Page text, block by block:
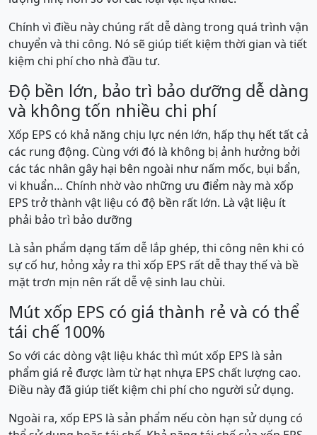
Chính vì điều này chúng rất dễ dàng trong quá trình vận
chuyển và thi công. Nó sẽ giúp tiết kiệm thời gian và tiết
kiệm chi phí cho nhà đầu tư.
Độ bền lớn, bảo trì bảo dưỡng dễ dàng
và không tốn nhiều chi phí
Xốp EPS có khả năng chịu lực nén lớn, hấp thụ hết tất cả
các rung động. Cùng với đó là không bị ảnh hưởng bởi
các tác nhân gây hại bên ngoài như nấm mốc, bụi bẩn,
vi khuẩn… Chính nhờ vào những ưu điểm này mà xốp
EPS trở thành vật liệu có độ bền rất lớn. Là vật liệu ít
phải bảo trì bảo dưỡng
Là sản phẩm dạng tấm dễ lắp ghép, thi công nên khi có
sự cố hư, hỏng xảy ra thì xốp EPS rất dễ thay thế và bề
mặt trơn mịn nên rất dễ vệ sinh lau chùi.
Mút xốp EPS có giá thành rẻ và có thể
tái chế 100%
So với các dòng vật liệu khác thì mút xốp EPS là sản
phẩm giá rẻ được làm từ hạt nhựa EPS chất lượng cao.
Điều này đã giúp tiết kiệm chi phí cho người sử dụng.
Ngoài ra, xốp EPS là sản phẩm nếu còn hạn sử dụng có